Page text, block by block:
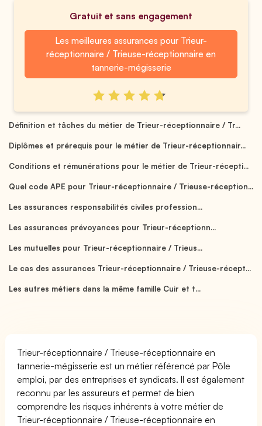
Gratuit et sans engagement
Les meilleures assurances pour Trieur-
réceptionnaire / Trieuse-réceptionnaire en
tannerie-mégisserie
Définition et tâches du métier de Trieur-réceptionnaire / Tr...
Diplômes et prérequis pour le métier de Trieur-réceptionnair...
Conditions et rémunérations pour le métier de Trieur-récepti...
Quel code APE pour Trieur-réceptionnaire / Trieuse-réception...
Les assurances responsabilités civiles profession...
Les assurances prévoyances pour Trieur-réceptionn...
Les mutuelles pour Trieur-réceptionnaire / Trieus...
Le cas des assurances Trieur-réceptionnaire / Trieuse-récept...
Les autres métiers dans la même famille Cuir et t...
Trieur-réceptionnaire / Trieuse-réceptionnaire en
tannerie-mégisserie est un métier référencé par Pôle
emploi, par des entreprises et syndicats. Il est également
reconnu par les assureurs et permet de bien
comprendre les risques inhérents à votre métier de
Trieur-réceptionnaire / Trieuse-réceptionnaire en